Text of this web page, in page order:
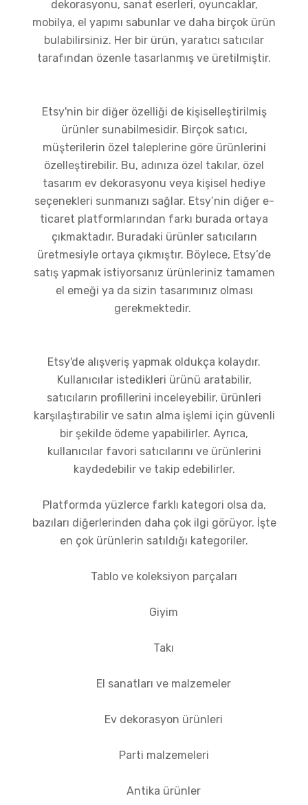
dekorasyonu, sanat eserleri, oyuncaklar,
mobilya, el yapımı sabunlar ve daha birçok ürün
bulabilirsiniz. Her bir ürün, yaratıcı satıcılar
tarafından özenle tasarlanmış ve üretilmiştir.
Etsy'nin bir diğer özelliği de kişiselleştirilmiş
ürünler sunabilmesidir. Birçok satıcı,
müşterilerin özel taleplerine göre ürünlerini
özelleştirebilir. Bu, adınıza özel takılar, özel
tasarım ev dekorasyonu veya kişisel hediye
seçenekleri sunmanızı sağlar. Etsy’nin diğer e-
ticaret platformlarından farkı burada ortaya
çıkmaktadır. Buradaki ürünler satıcıların
üretmesiyle ortaya çıkmıştır. Böylece, Etsy’de
satış yapmak istiyorsanız ürünleriniz tamamen
el emeği ya da sizin tasarımınız olması
gerekmektedir.
Etsy'de alışveriş yapmak oldukça kolaydır.
Kullanıcılar istedikleri ürünü aratabilir,
satıcıların profillerini inceleyebilir, ürünleri
karşılaştırabilir ve satın alma işlemi için güvenli
bir şekilde ödeme yapabilirler. Ayrıca,
kullanıcılar favori satıcılarını ve ürünlerini
kaydedebilir ve takip edebilirler.
Platformda yüzlerce farklı kategori olsa da,
bazıları diğerlerinden daha çok ilgi görüyor. İşte
en çok ürünlerin satıldığı kategoriler.
Tablo ve koleksiyon parçaları
Giyim
Takı
El sanatları ve malzemeler
Ev dekorasyon ürünleri
Parti malzemeleri
Antika ürünler